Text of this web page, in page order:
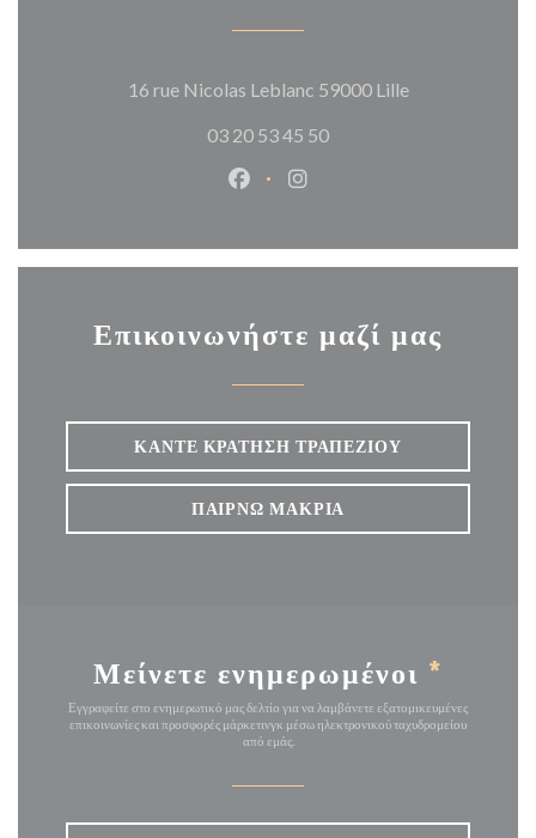
16 rue Nicolas Leblanc 59000 Lille((ανοίγει σε
03 20 53 45 50
Facebook ((ανοίγει σε νέο
Instagram ((ανοίγει σε
Επικοινωνήστε μαζί μας
ΚΆΝΤΕ ΚΡΆΤΗΣΗ ΤΡΑΠΕΖΙΟΎ
ΠΑΊΡΝΩ ΜΑΚΡΙΆ
Μείνετε ενημερωμένοι *
Εγγραφείτε στο ενημερωτικό μας δελτίο για να λαμβάνετε εξατομικευμένες
επικοινωνίες και προσφορές μάρκετινγκ μέσω ηλεκτρονικού ταχυδρομείου
από εμάς.